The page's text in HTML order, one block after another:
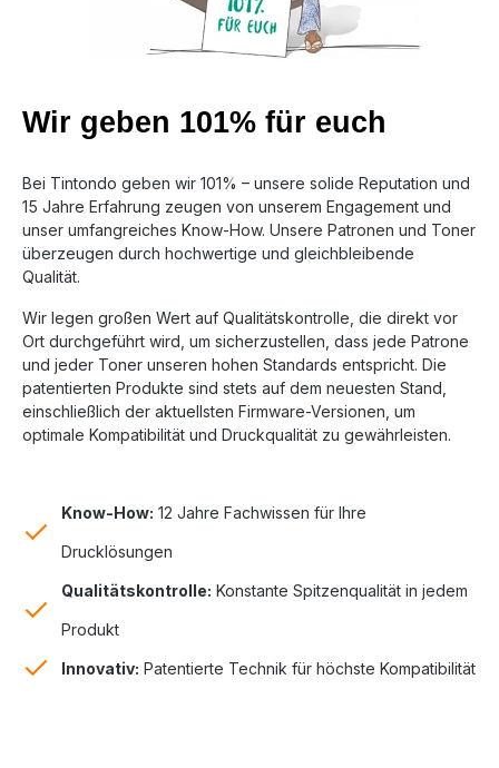
Wir geben 101% für euch
Bei Tintondo geben wir 101% – unsere solide Reputation und
15 Jahre Erfahrung zeugen von unserem Engagement und
unser umfangreiches Know-How. Unsere Patronen und Toner
überzeugen durch hochwertige und gleichbleibende
Qualität.
Wir legen großen Wert auf Qualitätskontrolle, die direkt vor
Ort durchgeführt wird, um sicherzustellen, dass jede Patrone
und jeder Toner unseren hohen Standards entspricht. Die
patentierten Produkte sind stets auf dem neuesten Stand,
einschließlich der aktuellsten Firmware-Versionen, um
optimale Kompatibilität und Druckqualität zu gewährleisten.
Know-How: 12 Jahre Fachwissen für Ihre
Drucklösungen
Qualitätskontrolle: Konstante Spitzenqualität in jedem
Produkt
Innovativ: Patentierte Technik für höchste Kompatibilität